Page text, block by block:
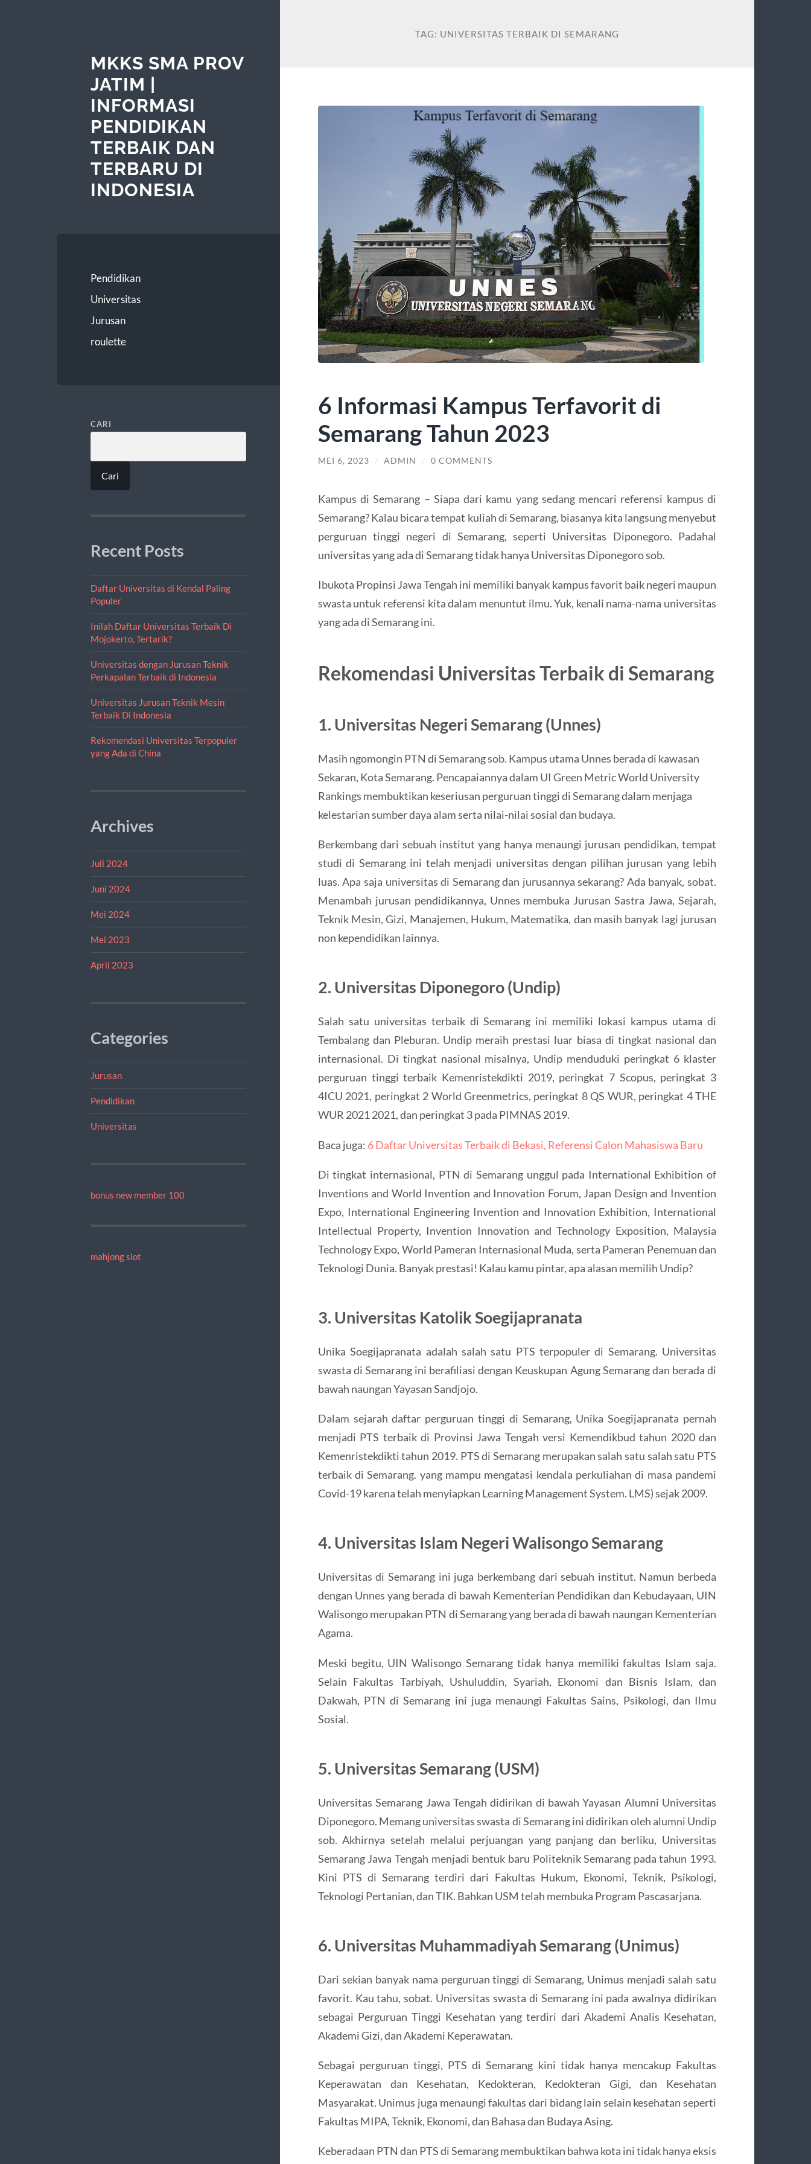
MKKS SMA PROV
JATIM |
INFORMASI
PENDIDIKAN
TERBAIK DAN
TERBARU DI
INDONESIA
Pendidikan
Universitas
Jurusan
roulette
CARI
Cari
Recent Posts
Daftar Universitas di Kendal Paling
Populer
Inilah Daftar Universitas Terbaik Di
Mojokerto, Tertarik?
Universitas dengan Jurusan Teknik
Perkapalan Terbaik di Indonesia
Universitas Jurusan Teknik Mesin
Terbaik Di Indonesia
Rekomendasi Universitas Terpopuler
yang Ada di China
Archives
Juli 2024
Juni 2024
Mei 2024
Mei 2023
April 2023
Categories
Jurusan
Pendidikan
Universitas
bonus new member 100
mahjong slot
TAG: UNIVERSITAS TERBAIK DI SEMARANG
6 Informasi Kampus Terfavorit di
Semarang Tahun 2023
MEI 6, 2023 / ADMIN / 0 COMMENTS
Kampus di Semarang – Siapa dari kamu yang sedang mencari referensi kampus di
Semarang? Kalau bicara tempat kuliah di Semarang, biasanya kita langsung menyebut
perguruan tinggi negeri di Semarang, seperti Universitas Diponegoro. Padahal
universitas yang ada di Semarang tidak hanya Universitas Diponegoro sob.
Ibukota Propinsi Jawa Tengah ini memiliki banyak kampus favorit baik negeri maupun
swasta untuk referensi kita dalam menuntut ilmu. Yuk, kenali nama-nama universitas
yang ada di Semarang ini.
Rekomendasi Universitas Terbaik di Semarang
1. Universitas Negeri Semarang (Unnes)
Masih ngomongin PTN di Semarang sob. Kampus utama Unnes berada di kawasan
Sekaran, Kota Semarang. Pencapaiannya dalam UI Green Metric World University
Rankings membuktikan keseriusan perguruan tinggi di Semarang dalam menjaga
kelestarian sumber daya alam serta nilai-nilai sosial dan budaya.
Berkembang dari sebuah institut yang hanya menaungi jurusan pendidikan, tempat
studi di Semarang ini telah menjadi universitas dengan pilihan jurusan yang lebih
luas. Apa saja universitas di Semarang dan jurusannya sekarang? Ada banyak, sobat.
Menambah jurusan pendidikannya, Unnes membuka Jurusan Sastra Jawa, Sejarah,
Teknik Mesin, Gizi, Manajemen, Hukum, Matematika, dan masih banyak lagi jurusan
non kependidikan lainnya.
2. Universitas Diponegoro (Undip)
Salah satu universitas terbaik di Semarang ini memiliki lokasi kampus utama di
Tembalang dan Pleburan. Undip meraih prestasi luar biasa di tingkat nasional dan
internasional. Di tingkat nasional misalnya, Undip menduduki peringkat 6 klaster
perguruan tinggi terbaik Kemenristekdikti 2019, peringkat 7 Scopus, peringkat 3
4ICU 2021, peringkat 2 World Greenmetrics, peringkat 8 QS WUR, peringkat 4 THE
WUR 2021 2021, dan peringkat 3 pada PIMNAS 2019.
Baca juga: 6 Daftar Universitas Terbaik di Bekasi, Referensi Calon Mahasiswa Baru
Di tingkat internasional, PTN di Semarang unggul pada International Exhibition of
Inventions and World Invention and Innovation Forum, Japan Design and Invention
Expo, International Engineering Invention and Innovation Exhibition, International
Intellectual Property, Invention Innovation and Technology Exposition, Malaysia
Technology Expo, World Pameran Internasional Muda, serta Pameran Penemuan dan
Teknologi Dunia. Banyak prestasi! Kalau kamu pintar, apa alasan memilih Undip?
3. Universitas Katolik Soegijapranata
Unika Soegijapranata adalah salah satu PTS terpopuler di Semarang. Universitas
swasta di Semarang ini berafiliasi dengan Keuskupan Agung Semarang dan berada di
bawah naungan Yayasan Sandjojo.
Dalam sejarah daftar perguruan tinggi di Semarang, Unika Soegijapranata pernah
menjadi PTS terbaik di Provinsi Jawa Tengah versi Kemendikbud tahun 2020 dan
Kemenristekdikti tahun 2019. PTS di Semarang merupakan salah satu salah satu PTS
terbaik di Semarang. yang mampu mengatasi kendala perkuliahan di masa pandemi
Covid-19 karena telah menyiapkan Learning Management System. LMS) sejak 2009.
4. Universitas Islam Negeri Walisongo Semarang
Universitas di Semarang ini juga berkembang dari sebuah institut. Namun berbeda
dengan Unnes yang berada di bawah Kementerian Pendidikan dan Kebudayaan, UIN
Walisongo merupakan PTN di Semarang yang berada di bawah naungan Kementerian
Agama.
Meski begitu, UIN Walisongo Semarang tidak hanya memiliki fakultas Islam saja.
Selain Fakultas Tarbiyah, Ushuluddin, Syariah, Ekonomi dan Bisnis Islam, dan
Dakwah, PTN di Semarang ini juga menaungi Fakultas Sains, Psikologi, dan Ilmu
Sosial.
5. Universitas Semarang (USM)
Universitas Semarang Jawa Tengah didirikan di bawah Yayasan Alumni Universitas
Diponegoro. Memang universitas swasta di Semarang ini didirikan oleh alumni Undip
sob. Akhirnya setelah melalui perjuangan yang panjang dan berliku, Universitas
Semarang Jawa Tengah menjadi bentuk baru Politeknik Semarang pada tahun 1993.
Kini PTS di Semarang terdiri dari Fakultas Hukum, Ekonomi, Teknik, Psikologi,
Teknologi Pertanian, dan TIK. Bahkan USM telah membuka Program Pascasarjana.
6. Universitas Muhammadiyah Semarang (Unimus)
Dari sekian banyak nama perguruan tinggi di Semarang, Unimus menjadi salah satu
favorit. Kau tahu, sobat. Universitas swasta di Semarang ini pada awalnya didirikan
sebagai Perguruan Tinggi Kesehatan yang terdiri dari Akademi Analis Kesehatan,
Akademi Gizi, dan Akademi Keperawatan.
Sebagai perguruan tinggi, PTS di Semarang kini tidak hanya mencakup Fakultas
Keperawatan dan Kesehatan, Kedokteran, Kedokteran Gigi, dan Kesehatan
Masyarakat. Unimus juga menaungi fakultas dari bidang lain selain kesehatan seperti
Fakultas MIPA, Teknik, Ekonomi, dan Bahasa dan Budaya Asing.
Keberadaan PTN dan PTS di Semarang membuktikan bahwa kota ini tidak hanya eksis